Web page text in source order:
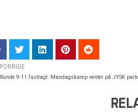
FORRIGE
Runde 9-11 fastlagt: Mandagskamp venter på JYSK park